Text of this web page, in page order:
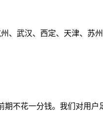
、武汉、西定、天津、苏
不花一分钱。我们对用户